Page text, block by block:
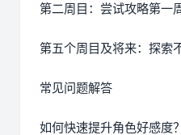
第二周目：尝试攻略第一
第五个周目及将来：探索
常见问题解答
如何快速提升角色好感度？